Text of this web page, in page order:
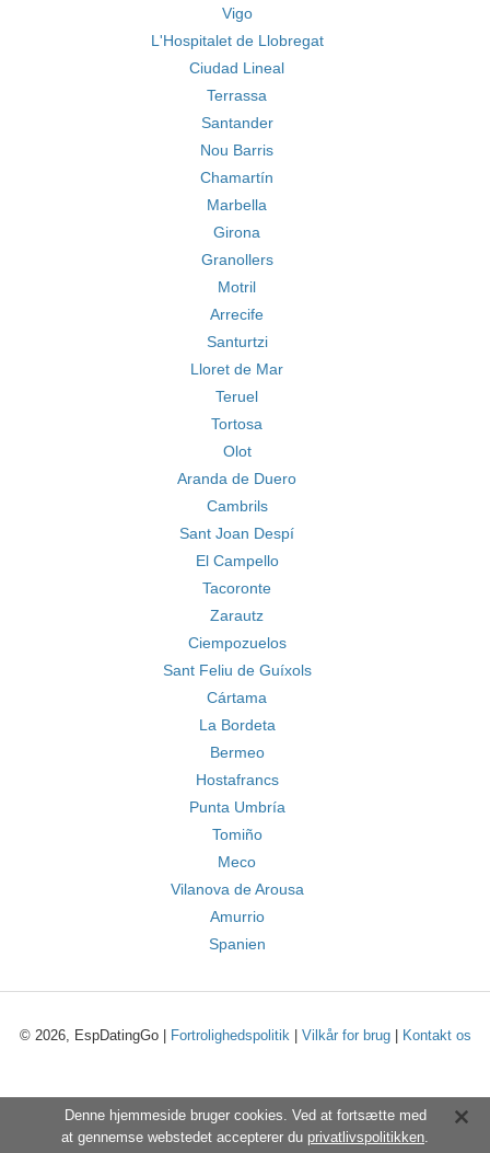
Vigo
L'Hospitalet de Llobregat
Ciudad Lineal
Terrassa
Santander
Nou Barris
Chamartín
Marbella
Girona
Granollers
Motril
Arrecife
Santurtzi
Lloret de Mar
Teruel
Tortosa
Olot
Aranda de Duero
Cambrils
Sant Joan Despí
El Campello
Tacoronte
Zarautz
Ciempozuelos
Sant Feliu de Guíxols
Cártama
La Bordeta
Bermeo
Hostafrancs
Punta Umbría
Tomiño
Meco
Vilanova de Arousa
Amurrio
Spanien
© 2026, EspDatingGo | Fortrolighedspolitik| Vilkår for brug| Kontakt os
Denne hjemmeside bruger cookies. Ved at fortsætte med
at gennemse webstedet accepterer du privatlivspolitikken.